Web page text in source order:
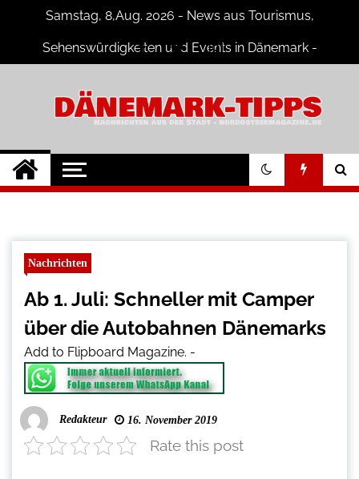
content
Samstag, 8,Aug. 2026 - News aus Tourismus,
Sehenswürdigkeiten und Events in Dänemark -
Dänemark Tipps
Neuigkeiten und Nachrichten in
Dänemark
Nachrichten
Ab 1. Juli: Schneller mit Camper
über die Autobahnen Dänemarks
Add to Flipboard Magazine. -
Redakteur 16. November 2019
Rate this post